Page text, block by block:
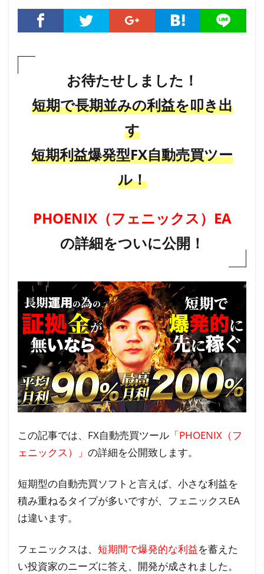
お待たせしました！
短期で長期並みの利益を叩き出
す
短期利益爆発型FX自動売買ツー
ル！
PHOENIX（フェニックス）EA
の詳細をついに公開！
この記事では、FX自動売買ツール 「PHOENIX（フ
ェニックス）」 の詳細を公開致します。
短期型の自動売買ソフトと言えば、小さな利益を
積み重ねるタイプが多いですが、フェニックスEA
は違います。
フェニックスは、 短期間で爆発的な利益を蓄えた
い投資家のニーズに答え、開発が成されました。